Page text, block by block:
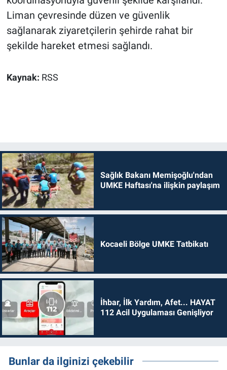
Liman çevresinde düzen ve güvenlik
sağlanarak ziyaretçilerin şehirde rahat bir
şekilde hareket etmesi sağlandı.
Kaynak: RSS
Sağlık Bakanı Memişoğlu'ndan
UMKE Haftası'na ilişkin paylaşım
Kocaeli Bölge UMKE Tatbikatı
İhbar, İlk Yardım, Afet... HAYAT
112 Acil Uygulaması Genişliyor
Bunlar da ilginizi çekebilir